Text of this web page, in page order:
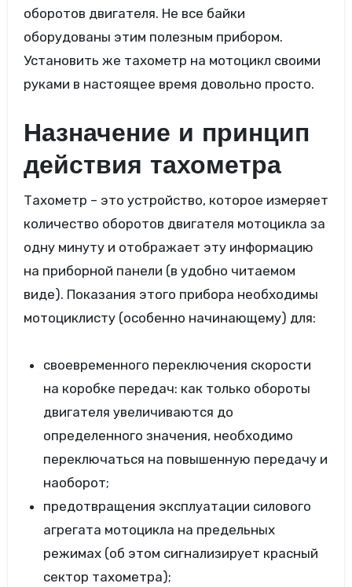
оборотов двигателя. Не все байки
оборудованы этим полезным прибором.
Установить же тахометр на мотоцикл своими
руками в настоящее время довольно просто.
Назначение и принцип
действия тахометра
Тахометр – это устройство, которое измеряет
количество оборотов двигателя мотоцикла за
одну минуту и отображает эту информацию
на приборной панели (в удобно читаемом
виде). Показания этого прибора необходимы
мотоциклисту (особенно начинающему) для:
своевременного переключения скорости
на коробке передач: как только обороты
двигателя увеличиваются до
определенного значения, необходимо
переключаться на повышенную передачу и
наоборот;
предотвращения эксплуатации силового
агрегата мотоцикла на предельных
режимах (об этом сигнализирует красный
сектор тахометра);